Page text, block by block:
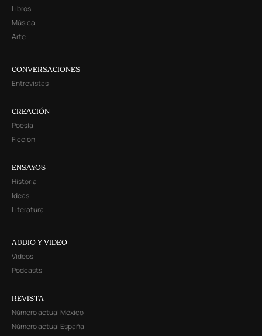
Libros
Música
Arte
CONVERSACIONES
Entrevistas
CREACIÓN
Poesía
Ficción
ENSAYOS
Historia
Ideas
Literatura
AUDIO Y VIDEO
Videos
Podcasts
REVISTA
Número actual México
Número actual España